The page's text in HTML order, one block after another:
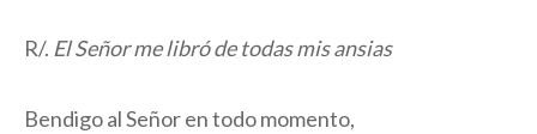
R/. El Señor me libró de todas mis ansias
Bendigo al Señor en todo momento,